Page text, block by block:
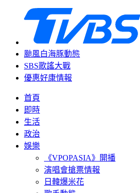
颱風白海豚動態
SBS歌謠大戰
優惠好康情報
首頁
即時
生活
政治
娛樂
《VPOPASIA》開播
演唱會搶票情報
日韓爆米花